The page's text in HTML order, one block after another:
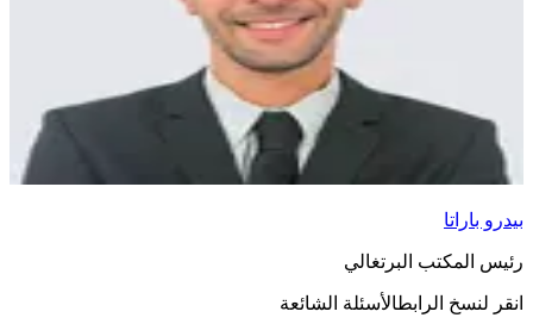
بيدرو باراتا
رئيس المكتب البرتغالي
الأسئلة الشائعة